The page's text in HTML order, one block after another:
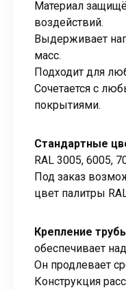
Материал
воздействий.
Выдерживает
масс.
Подходит для
Сочетается с
покрытиями.
Стандартные
RAL 3005, 6005,
Под заказ
цвет палитры
Крепление
обеспечивает
Он продлевает
Конструкция